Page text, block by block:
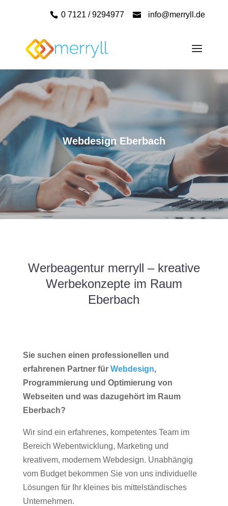
0 7121 / 9294977 info@merryll.de
Webdesign Eberbach
Werbeagentur merryll – kreative
Werbekonzepte im Raum
Eberbach
Sie suchen einen professionellen und
erfahrenen Partner für Webdesign,
Programmierung und Optimierung von
Webseiten und was dazugehört im Raum
Eberbach?
Wir sind ein erfahrenes, kompetentes Team im
Bereich Webentwicklung, Marketing und
kreativem, modernem Webdesign. Unabhängig
vom Budget bekommen Sie von uns individuelle
Lösungen für Ihr kleines bis mittelständisches
Unternehmen.